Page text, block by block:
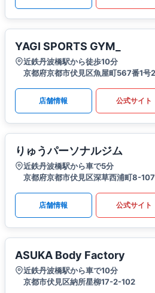
YAGI SPORTS GYM_
近鉄丹波橋駅から徒歩10分
京都府京都市伏見区魚屋町567番1号
店舗情報 公式サイト
りゅうパーソナルジム
近鉄丹波橋駅から車で5分
京都府京都市伏見区深草西浦町8-
店舗情報 公式サイト
ASUKA Body Factory
近鉄丹波橋駅から車で10分
京都市伏見区納所星柳17-2-102